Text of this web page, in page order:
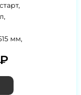
мм,